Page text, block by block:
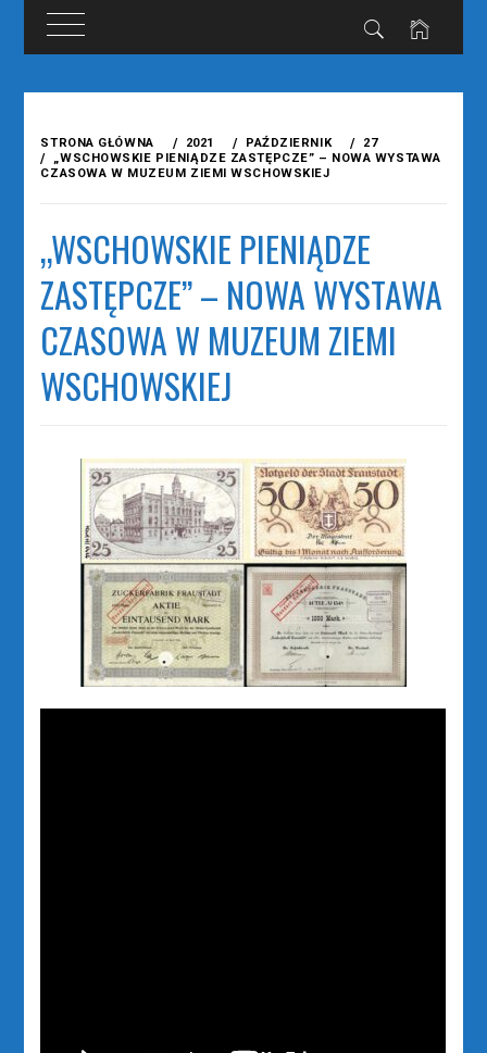
treści
STRONA GŁÓWNA 2021 PAŹDZIERNIK
27
„WSCHOWSKIE PIENIĄDZE ZASTĘPCZE” – NOWA WYSTAWA
CZASOWA W MUZEUM ZIEMI WSCHOWSKIEJ
„WSCHOWSKIE PIENIĄDZE
ZASTĘPCZE” – NOWA WYSTAWA
CZASOWA W MUZEUM ZIEMI
WSCHOWSKIEJ